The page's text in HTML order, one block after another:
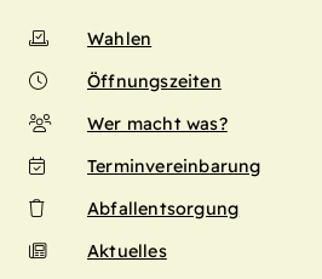
Wahlen
Öffnungszeiten
Wer macht was?
Terminvereinbarung
Abfallentsorgung
Aktuelles